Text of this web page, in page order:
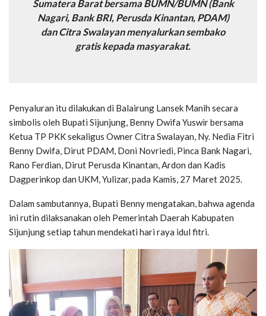
Sumatera Barat bersama BUMN/BUMN (Bank
Nagari, Bank BRI, Perusda Kinantan, PDAM)
dan Citra Swalayan menyalurkan sembako
gratis kepada masyarakat.
Penyaluran itu dilakukan di Balairung Lansek Manih secara
simbolis oleh Bupati Sijunjung, Benny Dwifa Yuswir bersama
Ketua TP PKK sekaligus Owner Citra Swalayan, Ny. Nedia Fitri
Benny Dwifa, Dirut PDAM, Doni Novriedi, Pinca Bank Nagari,
Rano Ferdian, Dirut Perusda Kinantan, Ardon dan Kadis
Dagperinkop dan UKM, Yulizar, pada Kamis, 27 Maret 2025.
Dalam sambutannya, Bupati Benny mengatakan, bahwa agenda
ini rutin dilaksanakan oleh Pemerintah Daerah Kabupaten
Sijunjung setiap tahun mendekati hari raya idul fitri.